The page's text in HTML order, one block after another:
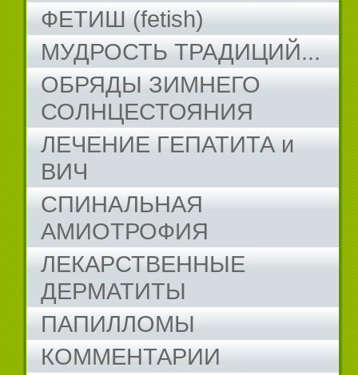
ФЕТИШ (fetish)
МУДРОСТЬ ТРАДИЦИЙ...
ОБРЯДЫ ЗИМНЕГО
СОЛНЦЕСТОЯНИЯ
ЛЕЧЕНИЕ ГЕПАТИТА и
ВИЧ
СПИНАЛЬНАЯ
АМИОТРОФИЯ
ЛЕКАРСТВЕННЫЕ
ДЕРМАТИТЫ
ПАПИЛЛОМЫ
КОММЕНТАРИИ